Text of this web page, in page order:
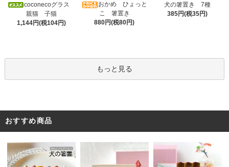
coconecoグラス
親猫 子猫
1,144円(税104円)
おかめ ひょっと
こ 箸置き
880円(税80円)
犬の箸置き 7種
385円(税35円)
もっと見る
おすすめ商品